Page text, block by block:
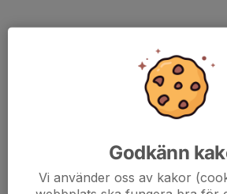
Godkänn
Vi använder oss av kakor